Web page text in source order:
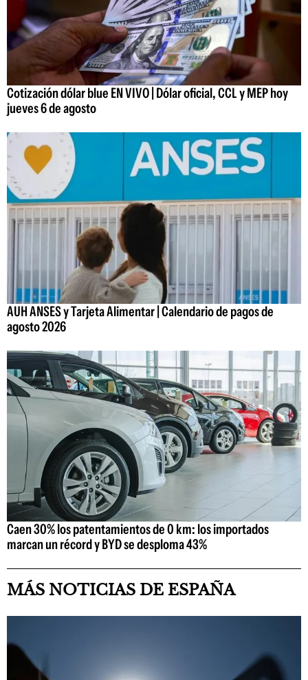
Cotización dólar blue EN VIVO | Dólar oficial, CCL y MEP hoy
jueves 6 de agosto
AUH ANSES y Tarjeta Alimentar | Calendario de pagos de
agosto 2026
Caen 30% los patentamientos de 0 km: los importados
marcan un récord y BYD se desploma 43%
MÁS NOTICIAS DE ESPAÑA